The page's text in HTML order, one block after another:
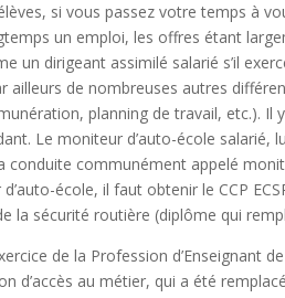
si vous passez votre temps à
un emploi, les offres étant
un dirigeant assimilé salarié s’il
ailleurs de nombreuses autres
planning de travail, etc.).
Le moniteur d’auto-école salarié,
conduite communément appelé
école, il faut obtenir le CCP
la sécurité routière (diplôme qui
de la Profession
d’accès au métier, qui a été